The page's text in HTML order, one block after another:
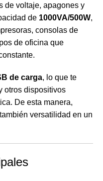
de voltaje, apagones y
de 1000VA/500W,
consolas de
de oficina que
de carga, lo que te
otros dispositivos
De esta manera,
versatilidad en un